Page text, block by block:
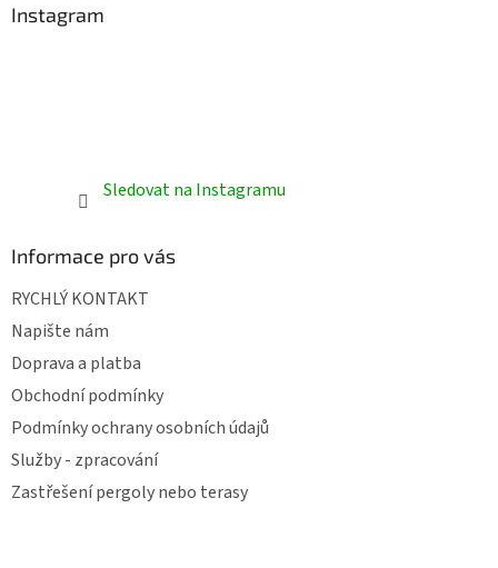
Instagram
Sledovat na Instagramu
Informace pro vás
RYCHLÝ KONTAKT
Napište nám
Doprava a platba
Obchodní podmínky
Podmínky ochrany osobních údajů
Služby - zpracování
Zastřešení pergoly nebo terasy